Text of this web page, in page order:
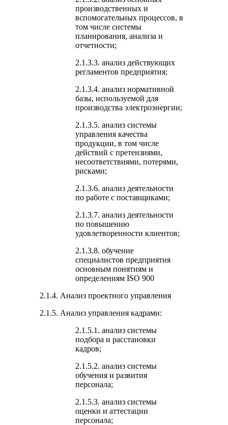
производственных и
вспомогательных процессов, в
том числе системы
планирования, анализа и
отчетности;
2.1.3.3. анализ действующих
регламентов предприятия;
2.1.3.4. анализ нормативной
базы, используемой для
производства электроэнергии;
2.1.3.5. анализ системы
управления качества
продукции, в том числе
действий с претензиями,
несоответствиями, потерями,
рисками;
2.1.3.6. анализ деятельности
по работе с поставщиками;
2.1.3.7. анализ деятельности
по повышению
удовлетворенности клиентов;
2.1.3.8. обучение
специалистов предприятия
основным понятиям и
определениям ISO 900
2.1.4. Анализ проектного управления
2.1.5. Анализ управления кадрами:
2.1.5.1. анализ системы
подбора и расстановки
кадров;
2.1.5.2. анализ системы
обучения и развития
персонала;
2.1.5.3. анализ системы
оценки и аттестации
персонала;